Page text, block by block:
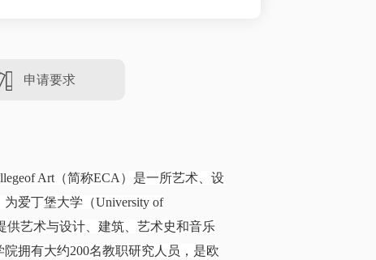
申请要求
Art（简称ECA）是一所艺术、设
爱丁堡大学（University of
供艺术与设计、建筑、艺术史和音乐
拥有大约200名教职研究人员，是欧